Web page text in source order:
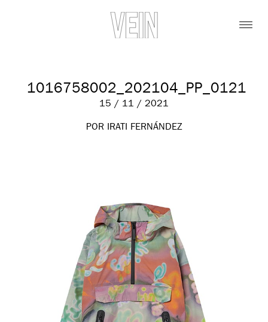
1016758002_202104_PP_0121
15 / 11 / 2021
POR IRATI FERNÁNDEZ